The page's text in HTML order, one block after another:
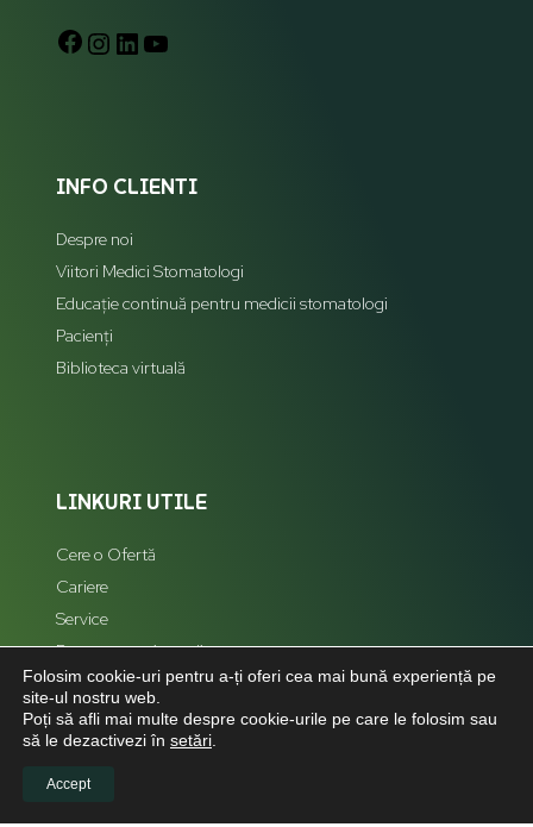
INFO CLIENTI
Despre noi
Viitori Medici Stomatologi
Educație continuă pentru medicii stomatologi
Pacienți
Biblioteca virtuală
LINKURI UTILE
Cere o Ofertă
Cariere
Service
Reprezentanți zonali
Hartă Site
LEGAL
Folosim cookie-uri pentru a-ți oferi cea mai bună experiență pe
site-ul nostru web.
Poți să afli mai multe despre cookie-urile pe care le folosim sau
să le dezactivezi în setări
Accept